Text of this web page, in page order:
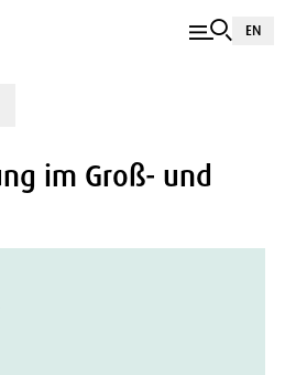
EN
im Groß- und